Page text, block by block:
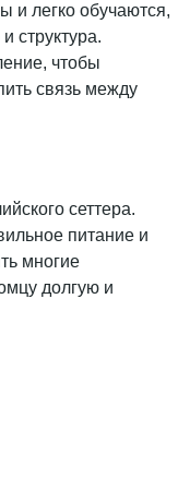
и легко обучаются,
структура.
чтобы
связь между
сеттера.
питание и
многие
долгую и